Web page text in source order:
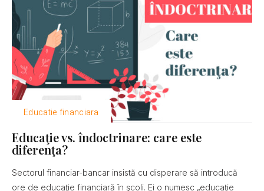
Educatie financiara
Educaţie vs. îndoctrinare: care este
diferenţa?
Sectorul financiar-bancar insistă cu disperare să introducă
ore de educaţie financiară în şcoli. Ei o numesc „educaţie